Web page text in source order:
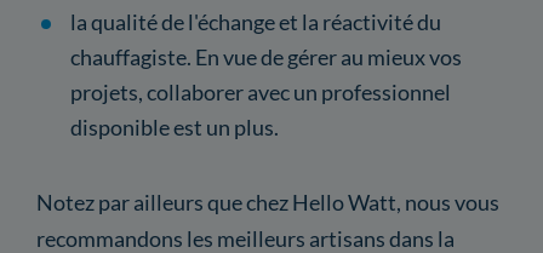
la qualité de l'échange et la réactivité du
chauffagiste. En vue de gérer au mieux vos
projets, collaborer avec un professionnel
disponible est un plus.
Notez par ailleurs que chez Hello Watt, nous vous
recommandons les meilleurs artisans dans la